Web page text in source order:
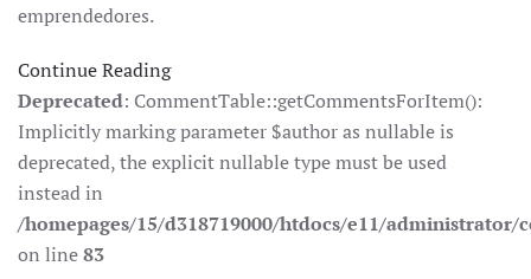
emprendedores.
Continue Reading
Deprecated: CommentTable::getCommentsForItem():
Implicitly marking parameter $author as nullable is
deprecated, the explicit nullable type must be used
instead in
/homepages/15/d318719000/htdocs/e11/
on line83